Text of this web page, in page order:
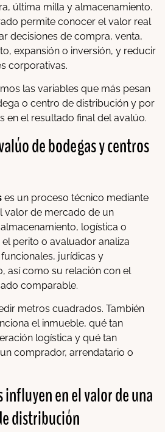
última milla y almacenamiento.
permite conocer el valor real
decisiones de compra, venta,
expansión o inversión, y reducir
corporativas.
las variables que más pesan
o centro de distribución y por
en el resultado final del avalúo.
de bodegas y centros
es un proceso técnico mediante
valor de mercado de un
logística o
perito o avaluador analiza
jurídicas y
así como su relación con el
comparable.
metros cuadrados. También
el inmueble, qué tan
logística y qué tan
comprador, arrendatario o
influyen en el valor de una
distribución